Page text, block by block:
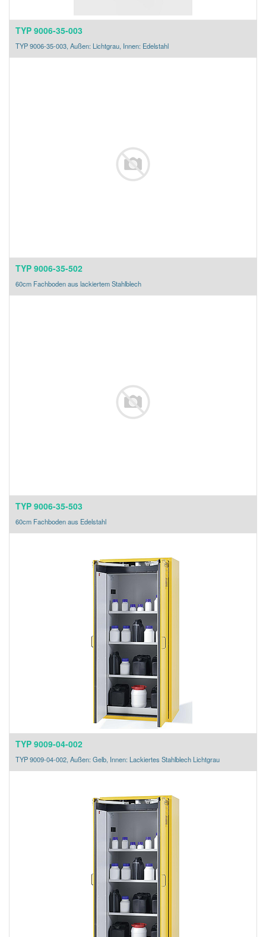
TYP 9006-35-003
TYP 9006-35-003, Außen: Lichtgrau, Innen: Edelstahl
TYP 9006-35-502
60cm Fachboden aus lackiertem Stahlblech
TYP 9006-35-503
60cm Fachboden aus Edelstahl
TYP 9009-04-002
TYP 9009-04-002, Außen: Gelb, Innen: Lackiertes Stahlblech Lichtgrau